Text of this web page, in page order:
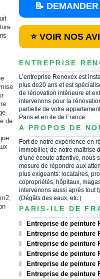
de
📝
⭐ VOIR NOS
ENTREPRISE
L’entreprise Renovex est
plus de20 ans et est
de rénovation intérieure et
intervenons pour la
partielle de votre
Paris et en ile de France
A PROPOS DE
Fort de notre expérience en
immobilier, de notre maîtrise
d’une écoute attentive, nous
mesure de répondre aux
plus exigeants: locataires,
copropriétés, hôpitaux,
intervenons aussi après tout
(Dégâts des eaux, etc.)
PARIS-ILE DE
Entreprise de peinture
Entreprise de peinture
Entreprise de peinture
Entreprise de peinture
Entreprise de peinture
Entreprise de peinture